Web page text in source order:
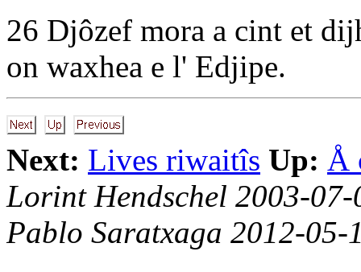
26 Djôzef mora a cint et
on waxhea e l' Edjipe.
Next: Lives riwaitîs Up: Å
Lorint Hendschel 2003-07-
Pablo Saratxaga 2012-05-